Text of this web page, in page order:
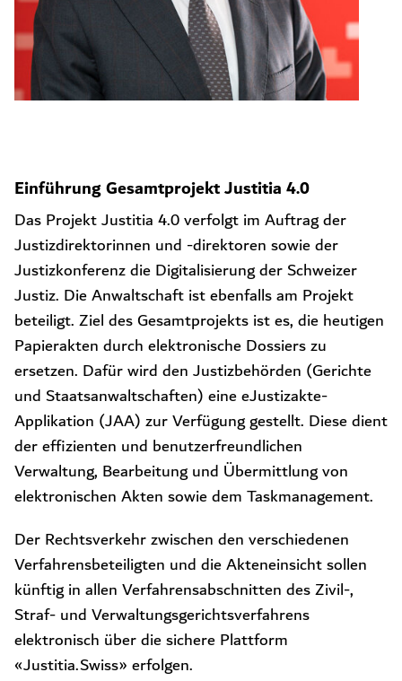
Einführung Gesamtprojekt Justitia 4.0
Das Projekt Justitia 4.0 verfolgt im Auftrag der
Justizdirektorinnen und -direktoren sowie der
Justizkonferenz die Digitalisierung der Schweizer
Justiz. Die Anwaltschaft ist ebenfalls am Projekt
beteiligt. Ziel des Gesamtprojekts ist es, die heutigen
Papierakten durch elektronische Dossiers zu
ersetzen. Dafür wird den Justizbehörden (Gerichte
und Staatsanwaltschaften) eine eJustizakte-
Applikation (JAA) zur Verfügung gestellt. Diese dient
der effizienten und benutzerfreundlichen
Verwaltung, Bearbeitung und Übermittlung von
elektronischen Akten sowie dem Taskmanagement.
Der Rechtsverkehr zwischen den verschiedenen
Verfahrensbeteiligten und die Akteneinsicht sollen
künftig in allen Verfahrensabschnitten des Zivil-,
Straf- und Verwaltungsgerichtsverfahrens
elektronisch über die sichere Plattform
«Justitia.Swiss» erfolgen.